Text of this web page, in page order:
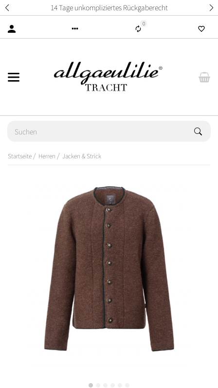
14 Tage unkompliziertes Rückgaberecht
0
Startseite Herren Jacken & Strick